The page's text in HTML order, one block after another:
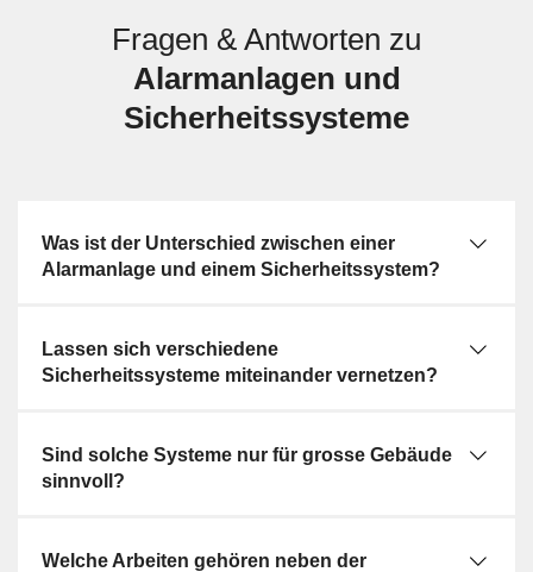
Fragen & Antworten zu
Alarmanlagen und
Sicherheitssysteme
Was ist der Unterschied zwischen einer
Alarmanlage und einem Sicherheitssystem?
Lassen sich verschiedene
Sicherheitssysteme miteinander vernetzen?
Sind solche Systeme nur für grosse Gebäude
sinnvoll?
Welche Arbeiten gehören neben der